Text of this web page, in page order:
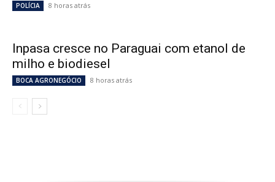
POLÍCIA 8 horas atrás
Inpasa cresce no Paraguai com etanol de
milho e biodiesel
BOCA AGRONEGÓCIO 8 horas atrás